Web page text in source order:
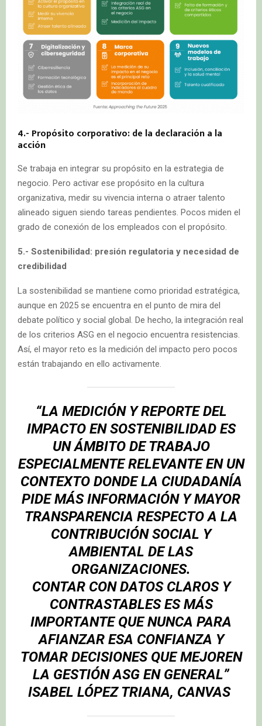
4.- Propósito corporativo: de la declaración a la
acción
Se trabaja en integrar su propósito en la estrategia de
negocio. Pero activar ese propósito en la cultura
organizativa, medir su vivencia interna o atraer talento
alineado siguen siendo tareas pendientes. Pocos miden el
grado de conexión de los empleados con el propósito.
5.- Sostenibilidad: presión regulatoria y necesidad de
credibilidad
La sostenibilidad se mantiene como prioridad estratégica,
aunque en 2025 se encuentra en el punto de mira del
debate político y social global. De hecho, la integración real
de los criterios ASG en el negocio encuentra resistencias.
Así, el mayor reto es la medición del impacto pero pocos
están trabajando en ello activamente.
“LA MEDICIÓN Y REPORTE DEL
IMPACTO EN SOSTENIBILIDAD ES
UN ÁMBITO DE TRABAJO
ESPECIALMENTE RELEVANTE EN UN
CONTEXTO DONDE LA CIUDADANÍA
PIDE MÁS INFORMACIÓN Y MAYOR
TRANSPARENCIA RESPECTO A LA
CONTRIBUCIÓN SOCIAL Y
AMBIENTAL DE LAS
ORGANIZACIONES.
CONTAR CON DATOS CLAROS Y
CONTRASTABLES ES MÁS
IMPORTANTE QUE NUNCA PARA
AFIANZAR ESA CONFIANZA Y
TOMAR DECISIONES QUE MEJOREN
LA GESTIÓN ASG EN GENERAL”
ISABEL LÓPEZ TRIANA, CANVAS